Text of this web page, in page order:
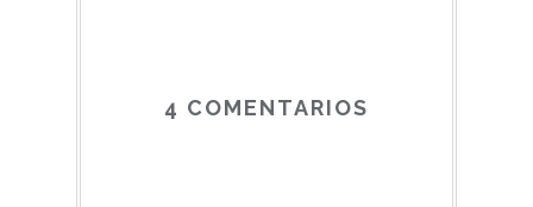
4 COMENTARIOS